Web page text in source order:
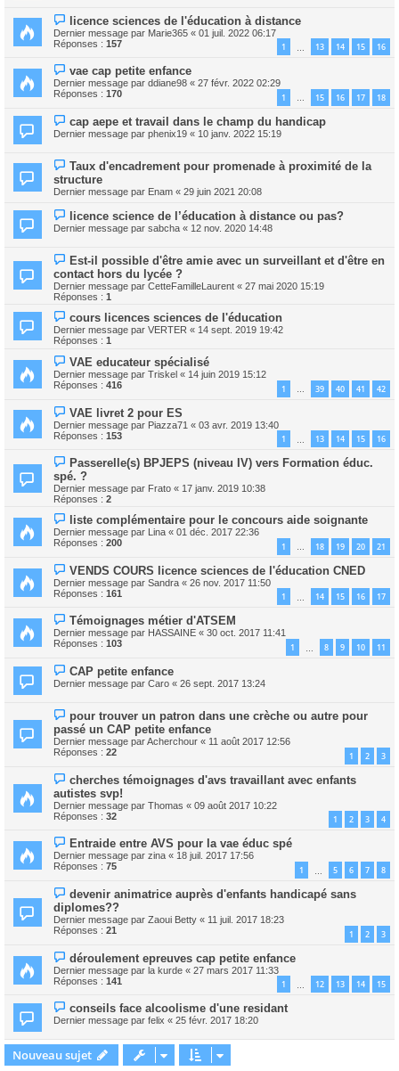
licence sciences de l'éducation à distance
Dernier message par Marie365 « 01 juil. 2022 06:17
Réponses : 157 1 13 14 15 16
vae cap petite enfance
Dernier message par ddiane98 « 27 févr. 2022 02:29
Réponses : 170 1 … 15 16 17 18
cap aepe et travail dans le champ du handicap
Dernier message par phenix19 « 10 janv. 2022 15:19
Taux d'encadrement pour promenade à proximité de la
structure
Dernier message par Enam « 29 juin 2021 20:08
licence science de l’éducation à distance ou pas?
Dernier message par sabcha « 12 nov. 2020 14:48
Est-il possible d'être amie avec un surveillant et d'être en
contact hors du lycée ?
Dernier message par CetteFamilleLaurent « 27 mai 2020 15:19
Réponses : 1
cours licences sciences de l'éducation
Dernier message par VERTER « 14 sept. 2019 19:42
Réponses : 1
VAE educateur spécialisé
Dernier message par Triskel « 14 juin 2019 15:12
Réponses : 416 1 … 39 40 41 42
VAE livret 2 pour ES
Dernier message par Piazza71 « 03 avr. 2019 13:40
Réponses : 153 1 13 14 15 16
Passerelle(s) BPJEPS (niveau IV) vers Formation éduc.
spé. ?
Dernier message par Frato « 17 janv. 2019 10:38
Réponses : 2
liste complémentaire pour le concours aide soignante
Dernier message par Lina « 01 déc. 2017 22:36
Réponses : 200 1 … 18 19 20 21
VENDS COURS licence sciences de l'éducation CNED
Dernier message par Sandra « 26 nov. 2017 11:50
Réponses : 161 1 14 15 16 17
Témoignages métier d'ATSEM
Dernier message par HASSAINE « 30 oct. 2017 11:41
Réponses : 103 1 8 9 10 11
CAP petite enfance
Dernier message par Caro « 26 sept. 2017 13:24
pour trouver un patron dans une crèche ou autre pour
passé un CAP petite enfance
Dernier message parAcherchour « 11 août 2017 12:56
Réponses : 22 1 2 3
cherches témoignages d'avs travaillant avec enfants
autistes svp!
Dernier message par Thomas « 09 août 2017 10:22
Réponses : 32 1 2 3 4
Entraide entre AVS pour la vae éduc spé
Dernier message par zina « 18 juil. 2017 17:56
Réponses : 75 1 5 6 7 8
devenir animatrice auprès d'enfants handicapé sans
diplomes??
Dernier message par Zaoui Betty « 11 juil. 2017 18:23
Réponses : 21 1 2 3
déroulement epreuves cap petite enfance
Dernier message par la kurde « 27 mars 2017 11:33
Réponses : 141 1 12 13 14 15
conseils face alcoolisme d'une residant
Dernier message par felix « 25 févr. 2017 18:20
Nouveau sujet